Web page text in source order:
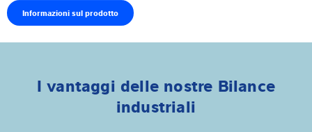
Informazioni sul prodotto
I vantaggi delle nostre Bilance
industriali